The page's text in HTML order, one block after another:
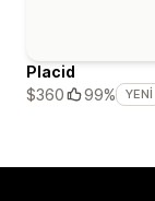
Placid
$360
99% YENI